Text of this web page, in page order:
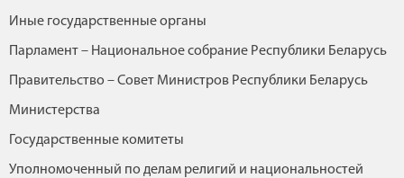
Иные государственные органы
Парламент – Национальное собрание Республики Беларусь
Правительство – Совет Министров Республики Беларусь
Министерства
Государственные комитеты
Уполномоченный по делам религий и национальностей